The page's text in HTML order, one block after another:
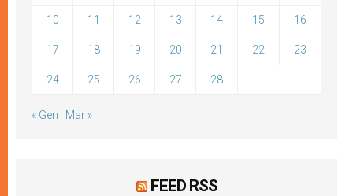
10 11 12 13 14 15 16
17 18 19 20 21 22 23
24 25 26 27 28
« Gen Mar »
FEED RSS